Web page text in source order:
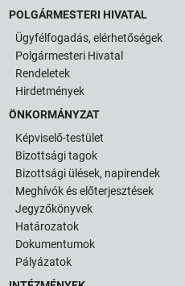
POLGÁRMESTERI HIVATAL
Ügyfélfogadás, elérhetőségek
Polgármesteri Hivatal
Rendeletek
Hirdetmények
ÖNKORMÁNYZAT
Képviselő-testület
Bizottsági tagok
Bizottsági ülések, napirendek
Meghívók és előterjesztések
Jegyzőkönyvek
Határozatok
Dokumentumok
Pályázatok